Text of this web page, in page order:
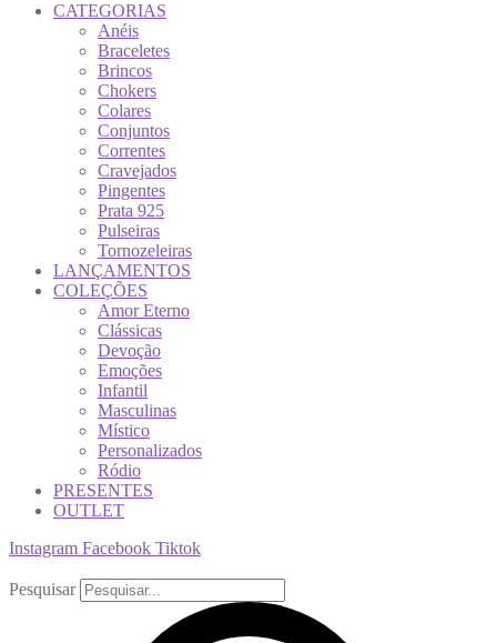
CATEGORIAS
Anéis
Braceletes
Brincos
Chokers
Colares
Conjuntos
Correntes
Cravejados
Pingentes
Prata 925
Pulseiras
Tornozeleiras
LANÇAMENTOS
COLEÇÕES
Amor Eterno
Clássicas
Devoção
Emoções
Infantil
Masculinas
Místico
Personalizados
Ródio
PRESENTES
OUTLET
Instagram Facebook Tiktok
Pesquisar